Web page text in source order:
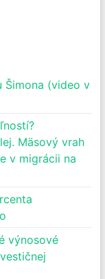
Šimona (video v
Mäsový vrah
v migrácii na
výnosové